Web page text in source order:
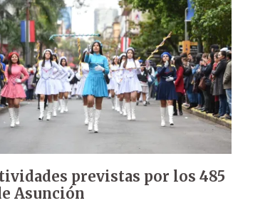
previstas por los 485
Asunción